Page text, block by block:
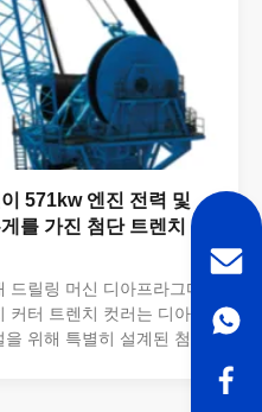
571kw 엔진 전력 및
를 가진 첨단 트렌치 컷
드릴링 머신 디아프라그마
커터 트렌치 컷러는 디아프
위해 특별히 설계된 첨단